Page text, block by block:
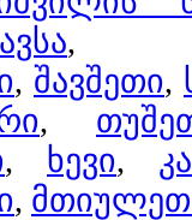
,
, შავშეთი,
,
, ხევი,
,